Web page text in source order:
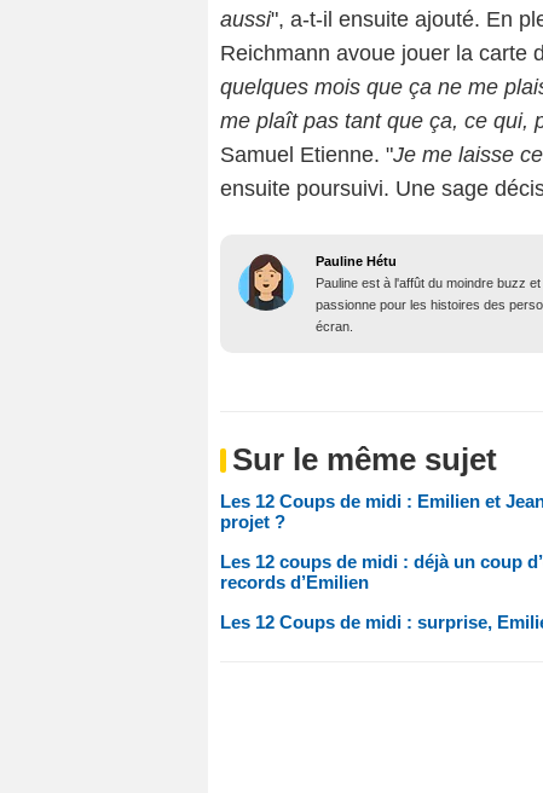
aussi", a-t-il ensuite ajouté. En
Reichmann avoue jouer la carte
quelques mois que ça ne me
me plaît pas tant que ça, ce qui,
Samuel Etienne. "Je me laisse
ensuite poursuivi. Une sage
Pauline Hétu
Pauline est à l'affût du moindre buzz
passionne pour les histoires des
écran.
Sur le même sujet
Les 12 Coups de midi : Emilien et
projet ?
Les 12 coups de midi : déjà un coup
records d’Emilien
Les 12 Coups de midi : surprise,